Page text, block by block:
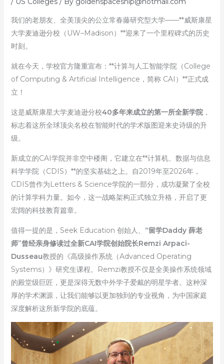
我们的老朋友、全美顶尖的公立常春藤研究型大学——**威斯康星
大学麦迪逊分校（UW–Madison）**迎来了一个里程碑式的历史
时刻。
就在今天，学校官方隆重宣布：**计算与人工智能学院（College
of Computing & Artificial Intelligence，简称 CAI）**正式成
立！
这是威斯康星大学麦迪逊分校40多年来成立的第一所全新学院，
标志着这所全球顶尖名校在智能时代的学术版图迎来史诗级的升
级。
新成立的CAI学院并非空中楼阁，它建立在**计算机、数据与信息
科学学院（CDIS）**的坚实基础之上。自2019年至2026年，
CDIS曾作为Letters & Science学院的一部分，成功凝聚了全校
的计算学科力量。如今，这一战略架构正式独立升格，开启了更
宏阔的科技教育篇章。
值得一提的是，Seek Education 创始人、 “留学Daddy 薛老
师”曾经亲身修读过全新CAI学院创始院长Remzi Arpaci-
Dusseau教授的《高级操作系统（Advanced Operating
Systems）》研究生课程。Remzi教授不仅是全美操作系统领域
的殿堂级巨匠，更是深得无数中外学子爱戴的明星学者。这种深
厚的学术渊源，让我们能够以更加独到的专业视角，为中国家庭
深度解析这所新学院的底蕴。